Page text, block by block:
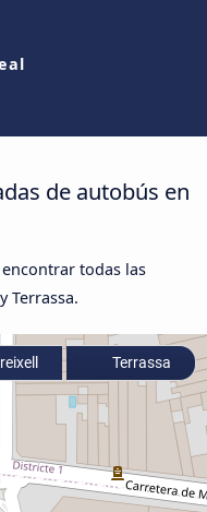
de autobús en
todas las
Terrassa.
Terrassa